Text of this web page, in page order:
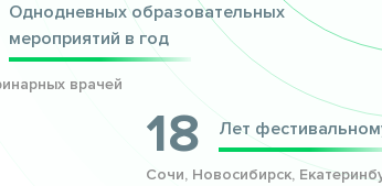
Однодневных образовательных
мероприятий в год
врачей
18 Лет
Сочи, Новосибирск,